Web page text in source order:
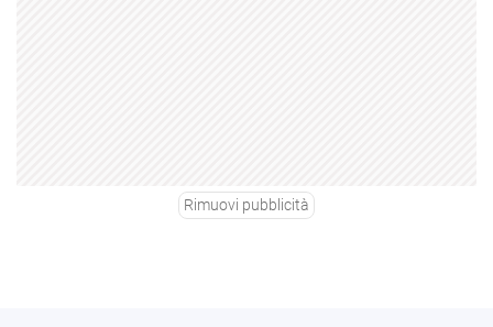
Rimuovi pubblicità